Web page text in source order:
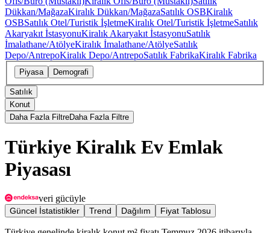
Dükkan/MağazaKiralık Dükkan/MağazaSatılık OSBKiralık
OSBSatılık Otel/Turistik İşletmeKiralık Otel/Turistik İşletmeSatılık
Akaryakıt İstasyonuKiralık Akaryakıt İstasyonuSatılık
İmalathane/AtölyeKiralık İmalathane/AtölyeSatılık
Depo/AntrepoKiralık Depo/AntrepoSatılık FabrikaKiralık Fabrika
Piyasa Demografi
Satılık
Konut
Daha Fazla FiltreDaha Fazla Filtre
Türkiye Kiralık Ev Emlak
Piyasası
veri gücüyle
Güncel İstatistikler Trend Dağılım Fiyat Tablosu